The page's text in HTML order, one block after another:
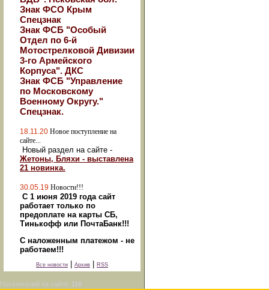
Знак ФСО Крым
Спецзнак
Знак ФСБ "Особый
Отдел по 6-й
Мотострелковой Дивизии
3-го Армейского
Корпуса". ДКС
Знак ФСБ "Управление
по Московскому
Военному Округу."
Спецзнак.
18.11.20 Новое поступление на
сайте...
Новый раздел на сайте -
Жетоны, Бляхи - выставлена
21 новинка.
30.05.19 Новости!!!
С 1 июня 2019 года сайт
работает только по
предоплате на карты СБ,
Тинькофф или ПочтаБанк!!!
С наложенным платежом - не
работаем!!!
Все новости Архив RSS
Посетителей на сайте: 116